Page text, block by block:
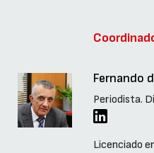
Fernando
Periodista.
Licenciado